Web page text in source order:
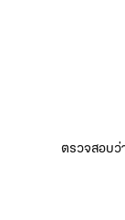
ตรวจสอบว่